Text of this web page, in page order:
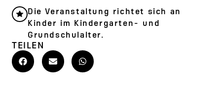
Die Veranstaltung richtet sich an
Kinder im Kindergarten- und
Grundschulalter.
TEILEN